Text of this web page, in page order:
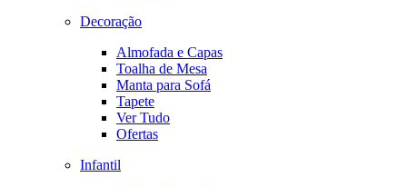
Decoração
Almofada e Capas
Toalha de Mesa
Manta para Sofá
Tapete
Ver Tudo
Ofertas
Infantil